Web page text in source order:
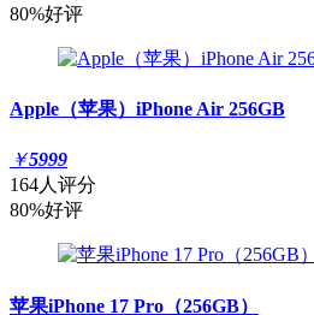
80%好评
Apple（苹果）iPhone Air 256GB
￥5999
164人评分
80%好评
苹果iPhone 17 Pro（256GB）